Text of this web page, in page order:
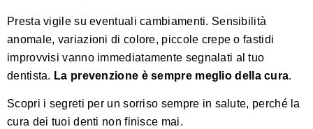
Presta vigile su eventuali cambiamenti. Sensibilità
anomale, variazioni di colore, piccole crepe o fastidi
improvvisi vanno immediatamente segnalati al tuo
dentista. La prevenzione è sempre meglio della cura.
Scopri i segreti per un sorriso sempre in salute, perché la
cura dei tuoi denti non finisce mai.